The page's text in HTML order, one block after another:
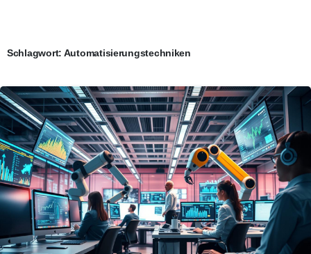
Schlagwort: Automatisierungstechniken